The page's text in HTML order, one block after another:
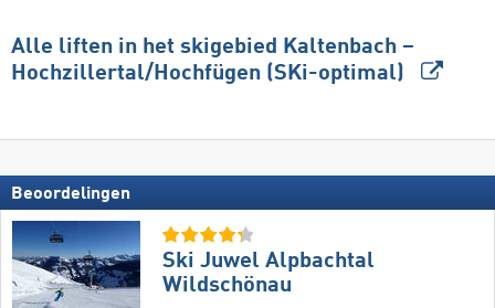
Alle liften in het skigebied Kaltenbach –
Hochzillertal/​Hochfügen (SKi-optimal)
Beoordelingen
Ski Juwel Alpbachtal
Wildschönau